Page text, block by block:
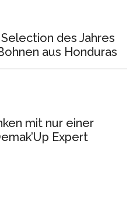
des Jahres
aus Honduras
mit nur einer
Expert